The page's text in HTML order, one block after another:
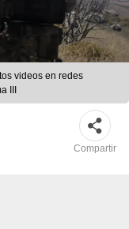
videos en redes
III
Compartir